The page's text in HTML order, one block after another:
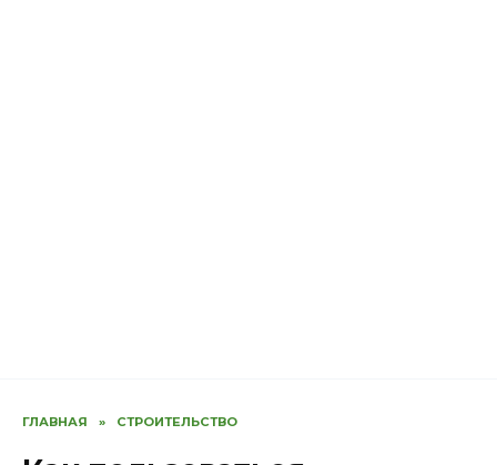
ГЛАВНАЯ » СТРОИТЕЛЬСТВО